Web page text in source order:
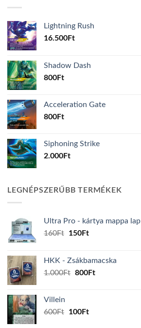
Lightning Rush
16.500Ft
Shadow Dash
800Ft
Acceleration Gate
800Ft
Siphoning Strike
2.000Ft
LEGNÉPSZERŰBB TERMÉKEK
Ultra Pro - kártya mappa lap
160Ft
Original
160Ft.
150FtCurrent
150Ft.
HKK - Zsákbamacska
1.000Ft Original
800FtCurrent
Villein
600Ft
Original
100FtCurrent